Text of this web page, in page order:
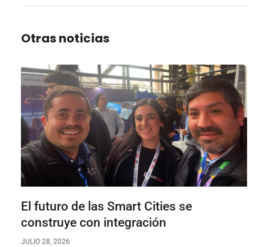
Otras noticias
El futuro de las Smart Cities se
construye con integración
JULIO 28, 2026